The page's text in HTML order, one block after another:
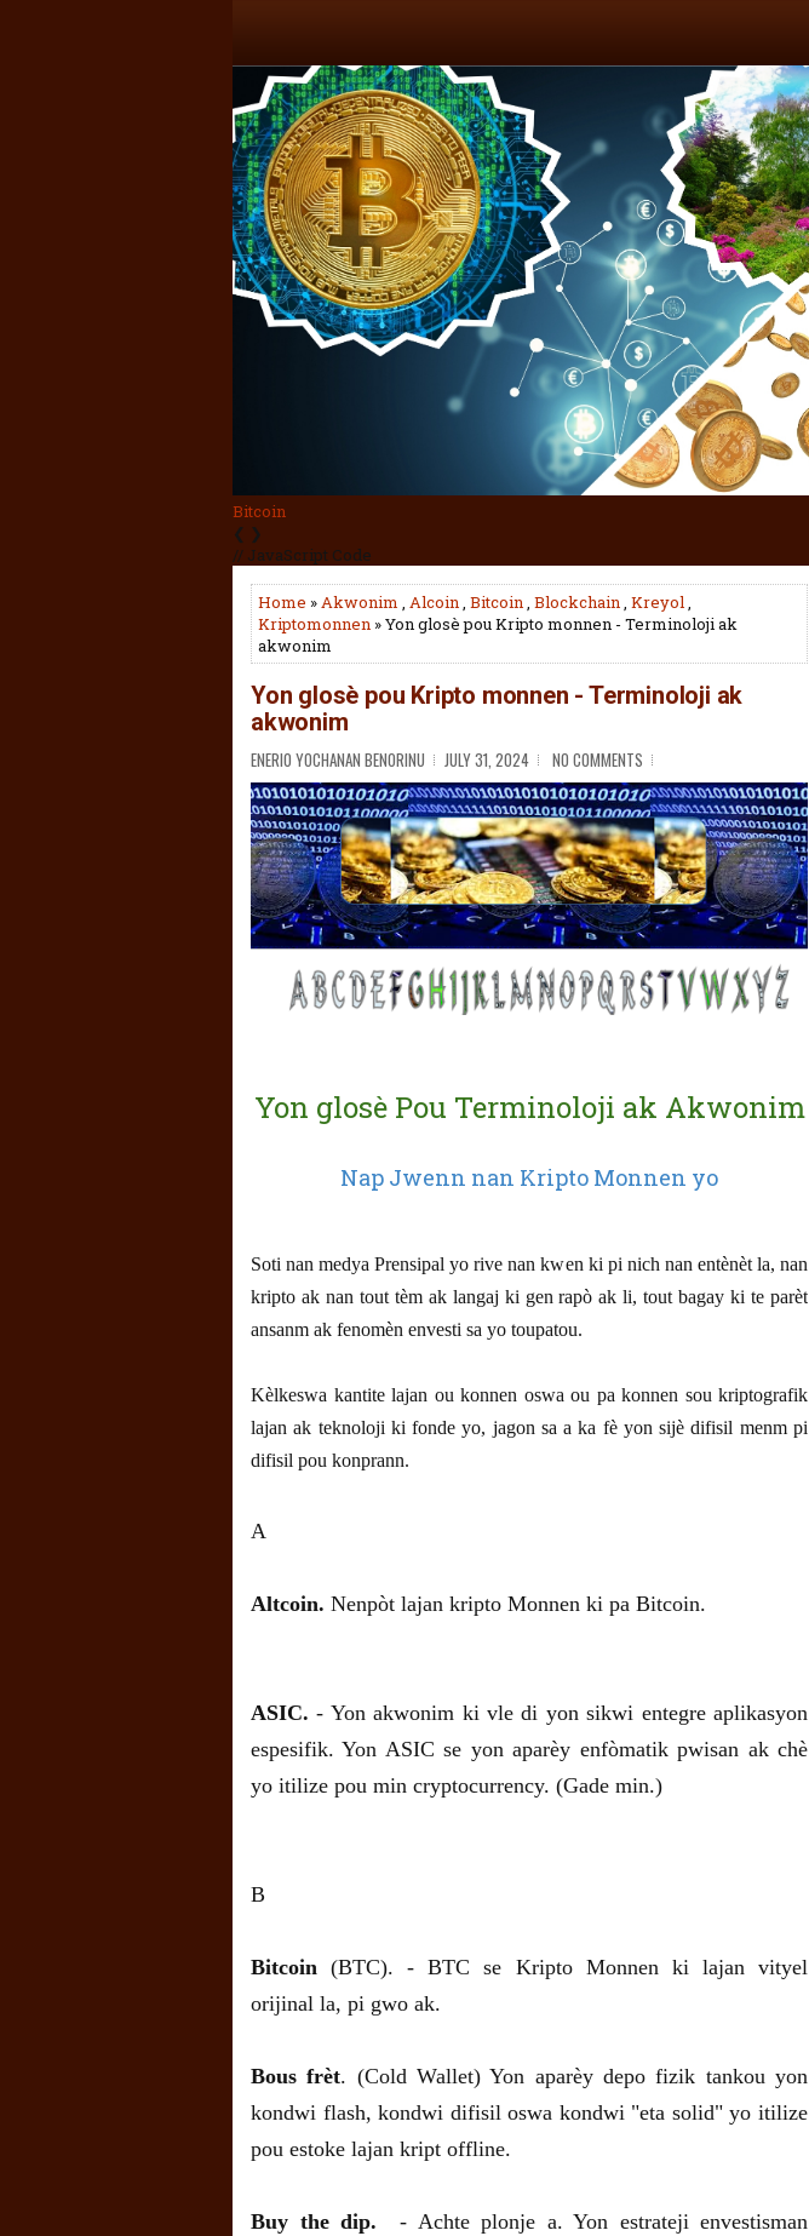
Bitcoin
❮ ❯
// JavaScript Code
Home »Akwonim , Alcoin, Bitcoin, Blockchain, Kreyol,
Kriptomonnen » Yon glosè pou Kripto monnen - Terminoloji ak
akwonim
Yon glosè pou Kripto monnen - Terminoloji ak
akwonim
ENERIO YOCHANAN BENORINU JULY 31, 2024 NO COMMENTS
Yon glosè Pou Terminoloji ak Akwonim
Nap Jwenn nan Kripto Monnen yo
Soti nan medya Prensipal yo rive nan kwen ki pi nich nan entènèt la, nan
kripto ak nan tout tèm ak langaj ki gen rapò ak li, tout bagay ki te parèt
ansanm ak fenomèn envesti sa yo toupatou.
Kèlkeswa kantite lajan ou konnen oswa ou pa konnen sou kriptografik
lajan ak teknoloji ki fonde yo, jagon sa a ka fè yon sijè difisil menm pi
difisil pou konprann.
A
Altcoin. Nenpòt lajan kripto Monnen ki pa Bitcoin.
ASIC. - Yon akwonim ki vle di yon sikwi entegre aplikasyon
espesifik. Yon ASIC se yon aparèy enfòmatik pwisan ak chè
yo itilize pou min cryptocurrency. (Gade min.)
B
Bitcoin (BTC). - BTC se Kripto Monnen ki lajan vityel
orijinal la, pi gwo ak.
Bous frèt. (Cold Wallet) Yon aparèy depo fizik tankou yon
kondwi flash, kondwi difisil oswa kondwi "eta solid" yo itilize
pou estoke lajan kript offline.
Buy the dip. - Achte plonje a. Yon estrateji envestisman